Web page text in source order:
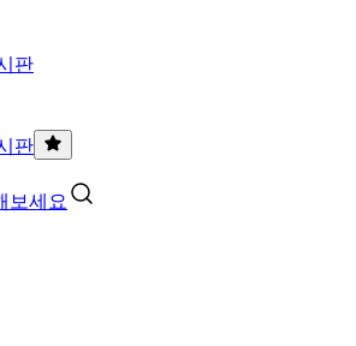
판
판
보세요